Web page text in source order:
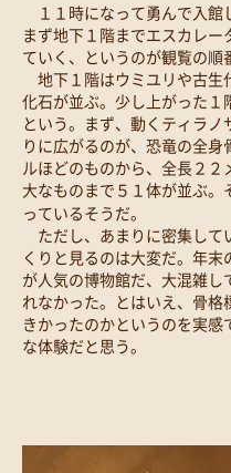
１１時になって勇んで入館
まず地下１階までエスカレ
ていく、というのが観覧の順
地下１階はウミユリや古生
化石が並ぶ。少し上がった１
という。まず、動くティラ
りに広がるのが、恐竜の全
ルほどのものから、全長２
大なものまで５１体が並ぶ
っているそうだ。
ただし、あまりに密集して
くりと見るのは大変だ。年
が人気の博物館だ、大混雑
れなかった。とはいえ、骨
きかったのかというのを実
な体験だと思う。